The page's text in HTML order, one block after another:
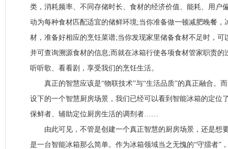
类，消耗频率、不同存储时长、食材的经济价值、能耗、用户
动为每种食材匹配适宜的储鲜环境;当你准备做一顿减肥晚餐，
材，准备好相应的烹饪菜谱;当你发现家里储备食材不足时，可
并可查询溯源食材的信息;而就在冰箱行使各项食材管家职责的
听听歌、看看剧，享受我们的烹饪生活。
真正的智慧应该是“物联技术”与“生活品质”的真正融合。而
设下的一个智慧厨房场景，我们已经可以看到智能冰箱的定位
保鲜者、辅助定位厨房生活的调剂者……
由此可见，不管是创建一个真正智慧的厨房场景，还是想
是一台智能冰箱那么简单。作为冰箱领域当之无愧的“守擂者”